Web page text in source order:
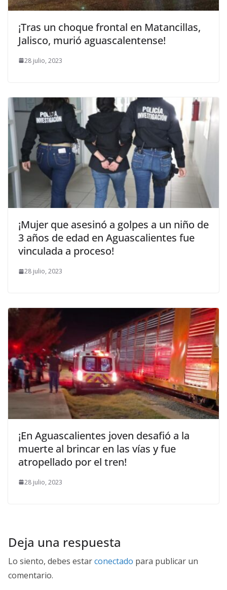
¡Tras un choque frontal en Matancillas,
Jalisco, murió aguascalentense!
28 julio, 2023
¡Mujer que asesinó a golpes a un niño de
3 años de edad en Aguascalientes fue
vinculada a proceso!
28 julio, 2023
¡En Aguascalientes joven desafió a la
muerte al brincar en las vías y fue
atropellado por el tren!
28 julio, 2023
Deja una respuesta
Lo siento, debes estarconectado para publicar un
comentario.